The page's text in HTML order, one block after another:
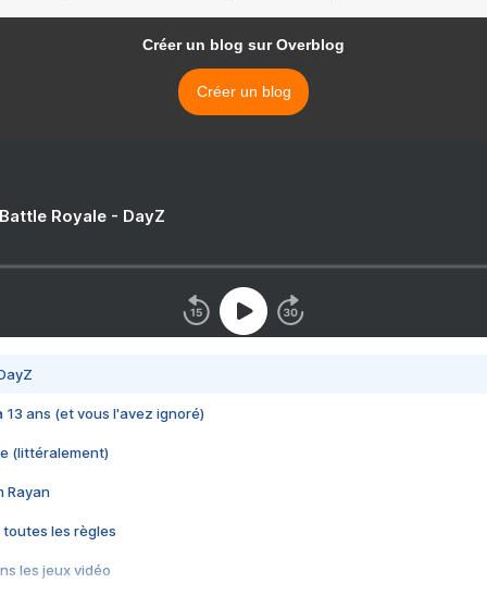
Créer un blog sur Overblog
Créer un blog
Royale - DayZ
13 ans (et vous l'avez ignoré)
(littéralement)
Rayan
toutes les règles
les jeux vidéo